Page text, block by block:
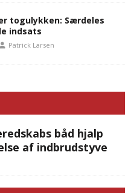
togulykken: Særdeles
indsats
Patrick Larsen
båd hjalp
af indbrudstyve